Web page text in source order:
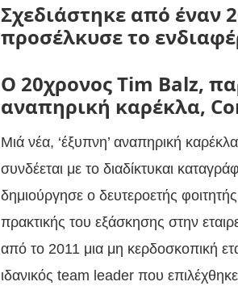
Σχεδιάστηκε από έναν
προσέλκυσε το
O 20χρονος Tim Balz,
αναπηρική καρέκλα,
Μιά νέα, ‘έξυπνη’ αναπηρική
συνδέεται με το διαδίκτυκαι
δημιούργησε ο δευτεροετής
πρακτικής του εξάσκησης στην
από το 2011 μια μη κερδοσκοπική
ιδανικός team leader που